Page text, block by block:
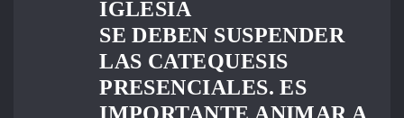
IGLESIA
SE DEBEN SUSPENDER
LAS CATEQUESIS
PRESENCIALES. ES
IMPORTANTE ANIMAR A